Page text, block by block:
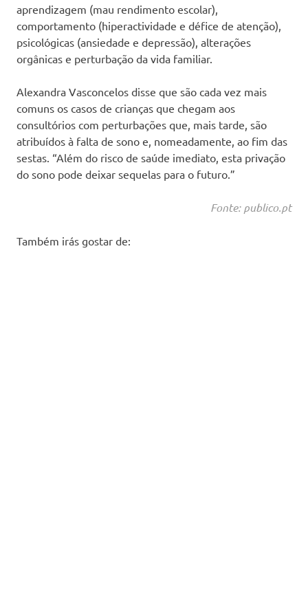
aprendizagem (mau rendimento escolar),
comportamento (hiperactividade e défice de atenção),
psicológicas (ansiedade e depressão), alterações
orgânicas e perturbação da vida familiar.
Alexandra Vasconcelos disse que são cada vez mais
comuns os casos de crianças que chegam aos
consultórios com perturbações que, mais tarde, são
atribuídos à falta de sono e, nomeadamente, ao fim das
sestas. “Além do risco de saúde imediato, esta privação
do sono pode deixar sequelas para o futuro.”
Fonte: publico.pt
Também irás gostar de: